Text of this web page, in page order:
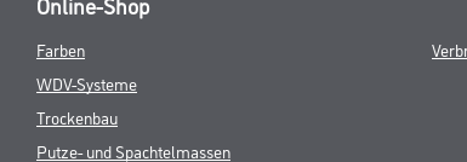
Online-Shop
Farben
WDV-Systeme